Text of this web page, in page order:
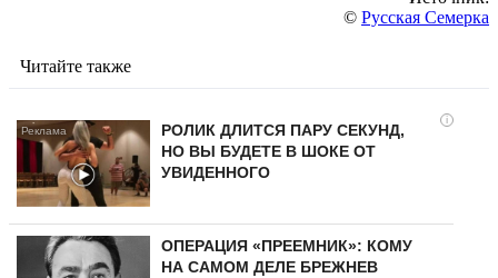
© Русская Семерка
Читайте также
i
РОЛИК ДЛИТСЯ ПАРУ СЕКУНД,
НО ВЫ БУДЕТЕ В ШОКЕ ОТ
УВИДЕННОГО
ОПЕРАЦИЯ «ПРЕЕМНИК»: КОМУ
НА САМОМ ДЕЛЕ БРЕЖНЕВ